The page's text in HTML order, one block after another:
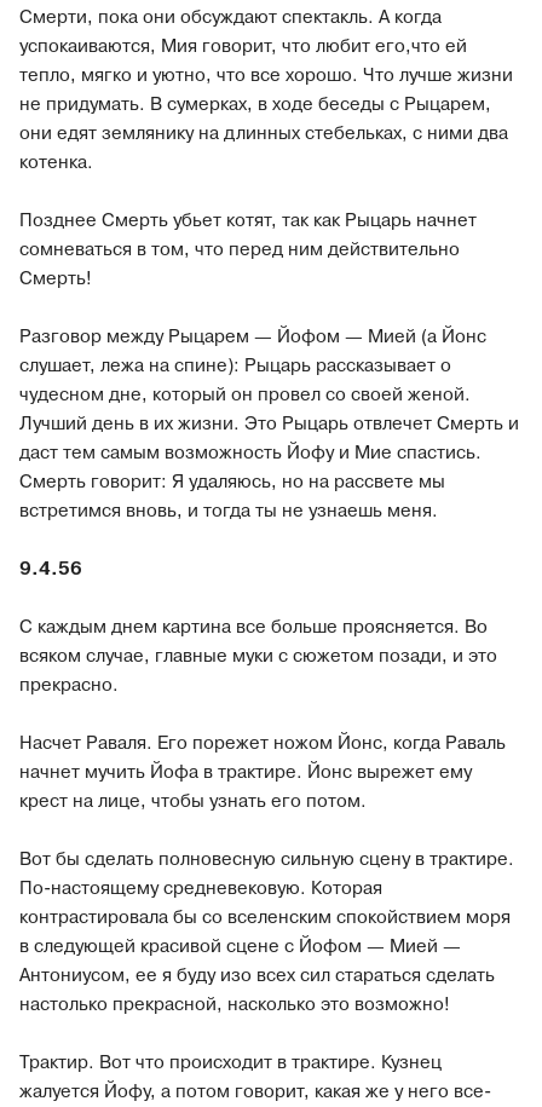
Смерти, пока они обсуждают спектакль. А когда
успокаиваются, Мия говорит, что любит его,что ей
тепло, мягко и уютно, что все хорошо. Что лучше жизни
не придумать. В сумерках, в ходе беседы с Рыцарем,
они едят землянику на длинных стебельках, с ними два
котенка.
Позднее Смерть убьет котят, так как Рыцарь начнет
сомневаться в том, что перед ним действительно
Смерть!
Разговор между Рыцарем — Йофом — Мией (а Йонс
слушает, лежа на спине): Рыцарь рассказывает о
чудесном дне, который он провел со своей женой.
Лучший день в их жизни. Это Рыцарь отвлечет Смерть и
даст тем самым возможность Йофу и Мие спастись.
Смерть говорит: Я удаляюсь, но на рассвете мы
встретимся вновь, и тогда ты не узнаешь меня.
9.4.56
С каждым днем картина все больше проясняется. Во
всяком случае, главные муки с сюжетом позади, и это
прекрасно.
Насчет Раваля. Его порежет ножом Йонс, когда Раваль
начнет мучить Йофа в трактире. Йонс вырежет ему
крест на лице, чтобы узнать его потом.
Вот бы сделать полновесную сильную сцену в трактире.
По-настоящему средневековую. Которая
контрастировала бы со вселенским спокойствием моря
в следующей красивой сцене с Йофом — Мией —
Антониусом, ее я буду изо всех сил стараться сделать
настолько прекрасной, насколько это возможно!
Трактир. Вот что происходит в трактире. Кузнец
жалуется Йофу, а потом говорит, какая же у него все-